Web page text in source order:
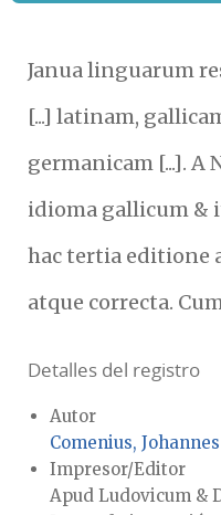
Janua linguarum
[...] latinam,
germanicam [...]. A
idioma gallicum &
hac tertia editione
atque correcta.
Detalles del registro
Autor
Comenius,
Impresor/Editor
Apud Ludovicum &